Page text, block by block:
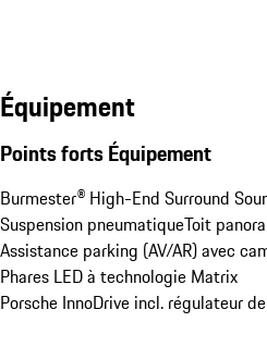
Équipement
Points forts Équipement
Burmester® High-End Surround
Suspension pneumatiqueToit
Assistance parking (AV/AR) avec
Phares LED à technologie Matrix
Porsche InnoDrive incl. régulateur